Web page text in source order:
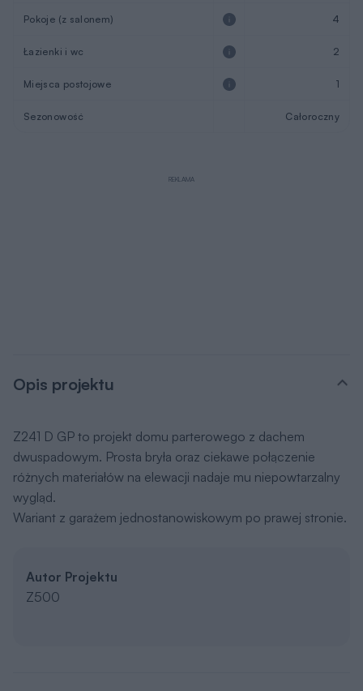
Pokoje (z salonem) 4
Łazienki i wc 2
Miejsca postojowe 1
Sezonowość Całoroczny
REKLAMA
Opis projektu
Z241 D GP to projekt domu parterowego z dachem
dwuspadowym. Prosta bryła oraz ciekawe połączenie
różnych materiałów na elewacji nadaje mu niepowtarzalny
wygląd.
Wariant z garażem jednostanowiskowym po prawej stronie.
Autor Projektu
Z500